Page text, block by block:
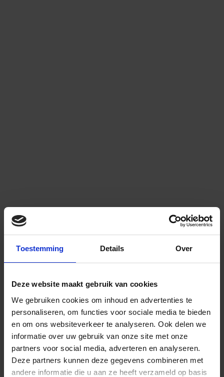
Toestemming Details Over
Deze website maakt gebruik van cookies
We gebruiken cookies om inhoud en advertenties te
personaliseren, om functies voor sociale media te bieden
en om ons websiteverkeer te analyseren. Ook delen we
informatie over uw gebruik van onze site met onze
partners voor social media, adverteren en analyseren.
Deze partners kunnen deze gegevens combineren met
andere informatie die u aan ze heeft verzameld op basis